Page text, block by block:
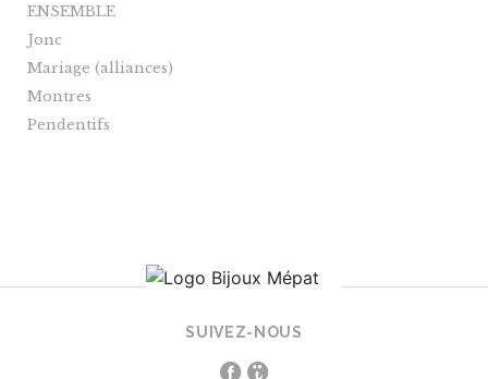
ENSEMBLE
Jonc
Mariage (alliances)
Montres
Pendentifs
SUIVEZ-NOUS